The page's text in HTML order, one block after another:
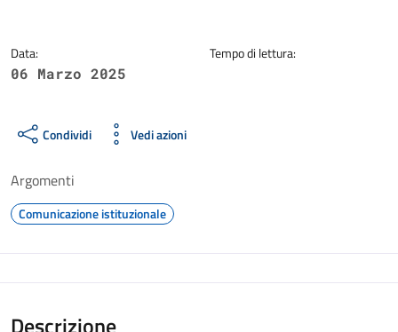
Data:
06 Marzo 2025
Tempo di lettura:
Condividi Vedi azioni
Argomenti
Comunicazione istituzionale